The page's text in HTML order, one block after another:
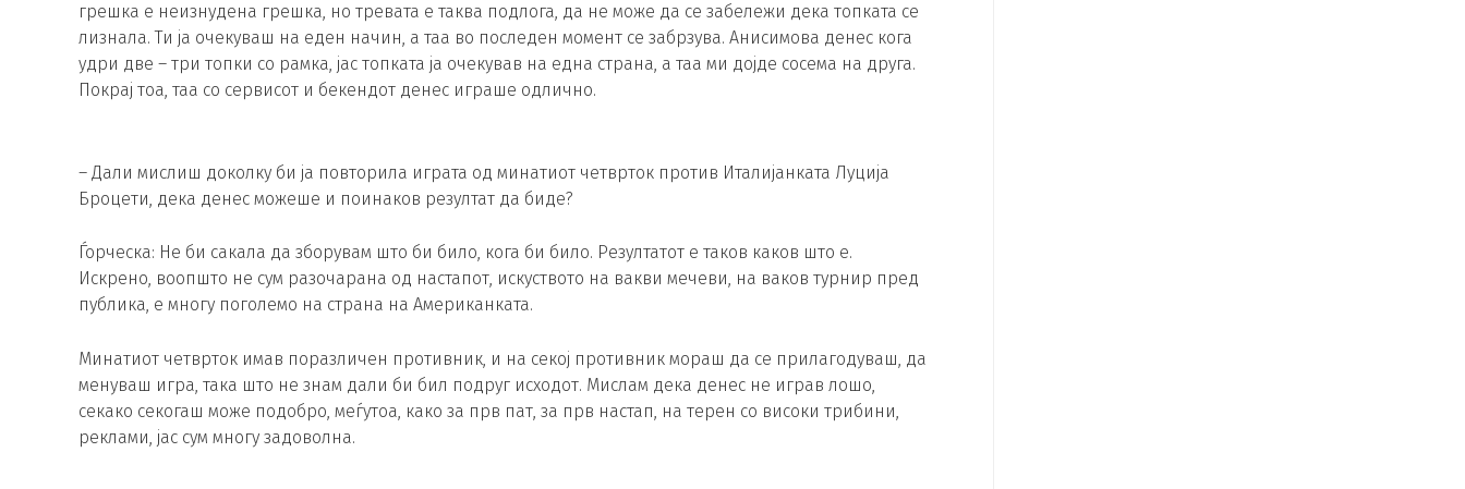
грешка е неизнудена грешка, но тревата е таква подлога, да не може да се забележи дека топката се
лизнала. Ти ја очекуваш на еден начин, а таа во последен момент се забрзува. Анисимова денес кога
удри две – три топки со рамка, јас топката ја очекував на една страна, а таа ми дојде сосема на друга.
Покрај тоа, таа со сервисот и бекендот денес играше одлично.
– Дали мислиш доколку би ја повторила играта од минатиот четврток против Италијанката Луција
Броцети, дека денес можеше и поинаков резултат да биде?
Ѓорческа: Не би сакала да зборувам што би било, кога би било. Резултатот е таков каков што е.
Искрено, воопшто не сум разочарана од настапот, искуството на вакви мечеви, на ваков турнир пред
публика, е многу поголемо на страна на Американката.
Минатиот четврток имав поразличен противник, и на секој противник мораш да се прилагодуваш, да
менуваш игра, така што не знам дали би бил подруг исходот. Мислам дека денес не играв лошо,
секако секогаш може подобро, меѓутоа, како за прв пат, за прв настап, на терен со високи трибини,
реклами, јас сум многу задоволна.